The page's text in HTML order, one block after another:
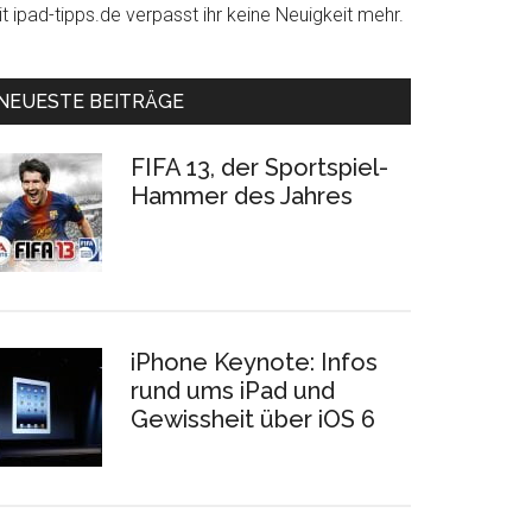
ipad-tipps.de verpasst ihr keine Neuigkeit mehr.
BEITRÄGE
FIFA 13, der Sportspiel-
Hammer des Jahres
iPhone Keynote: Infos
rund ums iPad und
Gewissheit über iOS 6